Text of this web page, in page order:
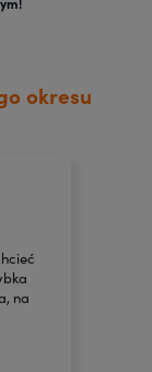
okresu
na